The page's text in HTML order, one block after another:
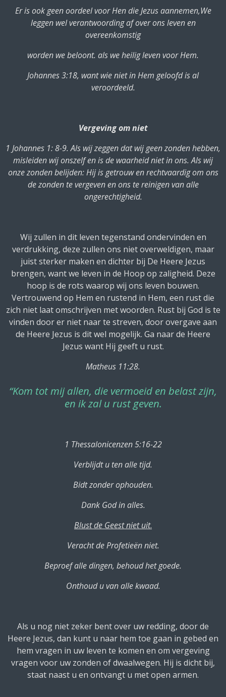
Er is ook geen oordeel voor Hen die Jezus aannemen,We
leggen wel verantwoording af over ons leven en
overeenkomstig
worden we beloont. als we heilig leven voor Hem.
Johannes 3:18, want wie niet in Hem geloofd is al
veroordeeld.
Vergeving om niet
1 Johannes 1: 8-9. Als wij zeggen dat wij geen zonden hebben,
misleiden wij onszelf en is de waarheid niet in ons. Als wij
onze zonden belijden: Hij is getrouw en rechtvaardig om ons
de zonden te vergeven en ons te reinigen van alle
ongerechtigheid.
Wij zullen in dit leven tegenstand ondervinden en
verdrukking, deze zullen ons niet overweldigen, maar
juist sterker maken en dichter bij De Heere Jezus
brengen, want we leven in de Hoop op zaligheid. Deze
hoop is de rots waarop wij ons leven bouwen.
Vertrouwend op Hem en rustend in Hem, een rust die
zich niet laat omschrijven met woorden. Rust bij God is te
vinden door er niet naar te streven, door overgave aan
de Heere Jezus is dit wel mogelijk. Ga naar de Heere
Jezus want Hij geeft u rust.
Matheus 11:28.
“Kom tot mij allen, die vermoeid en belast zijn,
en ik zal u rust geven.
1 Thessalonicenzen 5:16-22
Verblijdt u ten alle tijd.
Bidt zonder ophouden.
Dank God in alles.
Blust de Geest niet uit.
Veracht de Profetieën niet.
Beproef alle dingen, behoud het goede.
Onthoud u van alle kwaad.
Als u nog niet zeker bent over uw redding, door de
Heere Jezus, dan kunt u naar hem toe gaan in gebed en
hem vragen in uw leven te komen en om vergeving
vragen voor uw zonden of dwaalwegen. Hij is dicht bij,
staat naast u en ontvangt u met open armen.